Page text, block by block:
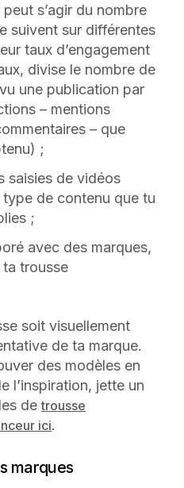
s’agir du nombre
suivent sur différentes
taux d’engagement
divise le nombre de
une publication par
– mentions
– que
;
saisies de vidéos
de contenu que tu
;
avec des marques,
trousse
soit visuellement
de ta marque.
des modèles en
l’inspiration, jette un
detrousse
ici.
marques